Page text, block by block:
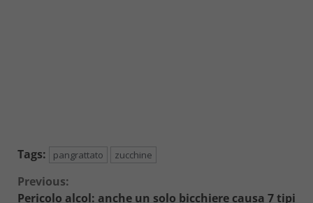
Tags: pangrattato zucchine
Continue
Previous:
Pericolo alcol: anche un solo bicchiere causa 7 tipi